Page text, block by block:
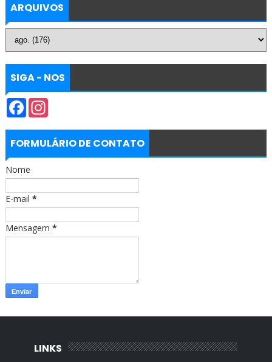
ARQUIVOS
SIGA - NOS
F
e
b
o
k
I
t
a
r
m
FORMULÁRIO DE CONTATO
Nome
E-mail *
Mensagem *
LINKS